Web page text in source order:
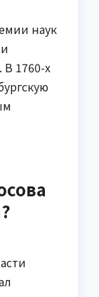
наук
1760-х